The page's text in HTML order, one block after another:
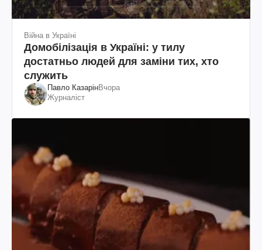
Війна в Україні
Домобілізація в Україні: у тилу
достатньо людей для заміни тих, хто
служить
Павло КазарінВчора
Журналіст